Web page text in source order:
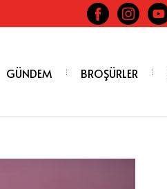
GÜNDEM BROŞÜRLER